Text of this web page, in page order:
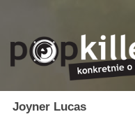
Joyner Lucas